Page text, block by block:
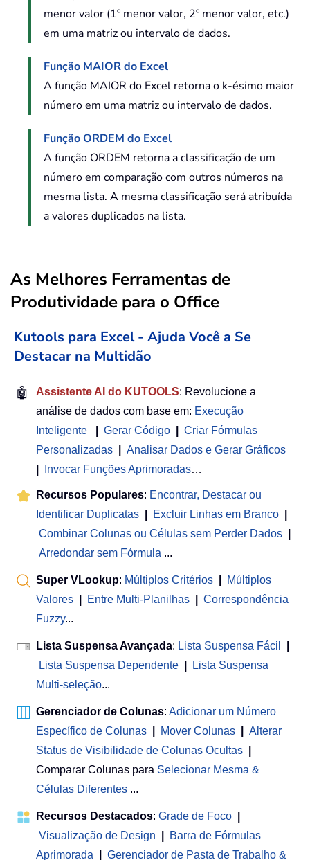
menor valor (1º menor valor, 2º menor valor, etc.)
em uma matriz ou intervalo de dados.
Função MAIOR do Excel
A função MAIOR do Excel retorna o k-ésimo maior
número em uma matriz ou intervalo de dados.
Função ORDEM do Excel
A função ORDEM retorna a classificação de um
número em comparação com outros números na
mesma lista. A mesma classificação será atribuída
a valores duplicados na lista.
As Melhores Ferramentas de
Produtividade para o Office
Kutools para Excel - Ajuda Você a Se
Destacar na Multidão
🤖 Assistente AI do KUTOOLS: Revolucione a
análise de dados com base em: Execução
Inteligente
Gerar Código
Criar Fórmulas
Personalizadas
Analisar Dados e Gerar Gráficos
Invocar Funções Aprimoradas…
Recursos Populares: Encontrar, Destacar ou
Identificar Duplicatas
Excluir Linhas em Branco
Combinar Colunas ou Células sem Perder Dados
Arredondar sem Fórmula ...
Super VLookup: Múltiplos Critérios
Múltiplos
Valores
Entre Multi-Planilhas
Correspondência
Fuzzy...
Lista Suspensa Avançada: Lista Suspensa Fácil
Lista Suspensa Dependente
Lista Suspensa
Multi-seleção...
Gerenciador de Colunas: Adicionar um Número
Específico de Colunas
Mover Colunas
Alterar
Status de Visibilidade de Colunas Ocultas
Comparar Colunas para Selecionar Mesma &
Células Diferentes ...
Recursos Destacados: Grade de Foco
Visualização de Design
Barra de Fórmulas
Aprimorada
Gerenciador de Pasta de Trabalho &